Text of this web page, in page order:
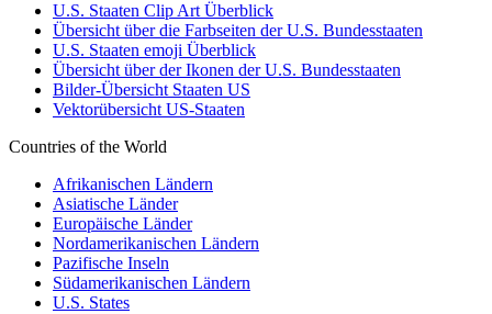
U.S. Staaten Clip Art Überblick
Übersicht über die Farbseiten der U.S. Bundesstaaten
U.S. Staaten emoji Überblick
Übersicht über der Ikonen der U.S. Bundesstaaten
Bilder-Übersicht Staaten US
Vektorübersicht US-Staaten
Countries of the World
Afrikanischen Ländern
Asiatische Länder
Europäische Länder
Nordamerikanischen Ländern
Pazifische Inseln
Südamerikanischen Ländern
U.S. States